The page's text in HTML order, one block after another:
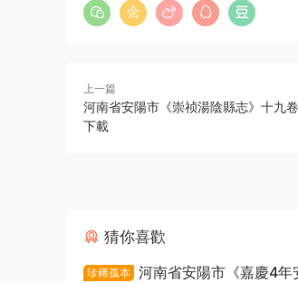
上一篇
河南省安陽市《崇祯湯陰縣志》十九
下載
猜你喜歡
珍稀孤本 河南省安陽市《嘉慶4年